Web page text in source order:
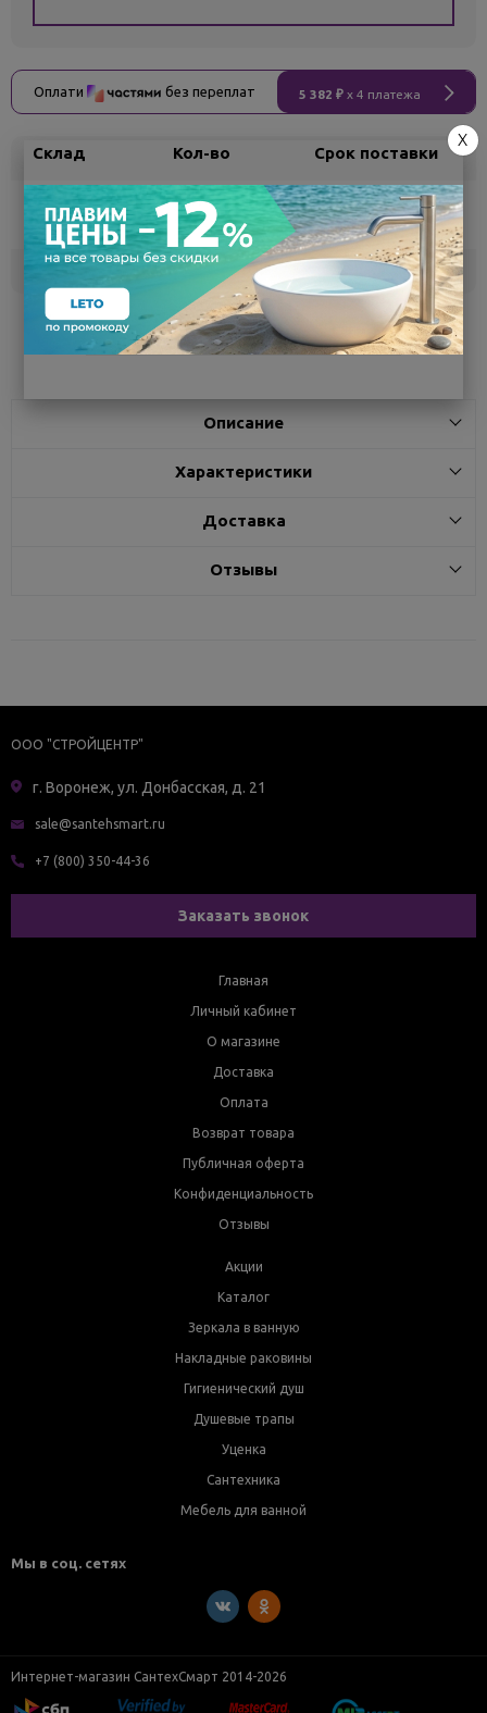
Оплати без переплат 5 382 ₽ x 4 платежа
Склад Кол-во Срок поставки
Воронеж 5
Самовывоз
сегодня
Белгород под заказ 3 - 7 дней
Поделиться
Описание
Характеристики
Доставка
Отзывы
ООО "СТРОЙЦЕНТР"
г. Воронеж, ул. Донбасская, д. 21
sale@santehsmart.ru
+7 (800) 350-44-36
Заказать звонок
Главная
Личный кабинет
О магазине
Доставка
Оплата
Возврат товара
Публичная оферта
Конфиденциальность
Отзывы
Акции
Каталог
Зеркала в ванную
Накладные раковины
Гигиенический душ
Душевые трапы
Уценка
Сантехника
Мебель для ванной
Мы в соц. сетях
Интернет-магазин СантехСмарт 2014-2026
X